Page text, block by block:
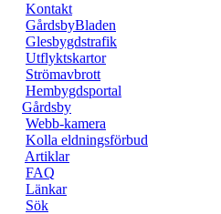
Kontakt
GårdsbyBladen
Glesbygdstrafik
Utflyktskartor
Strömavbrott
Hembygdsportal
Gårdsby
Webb-kamera
Kolla eldningsförbud
Artiklar
FAQ
Länkar
Sök